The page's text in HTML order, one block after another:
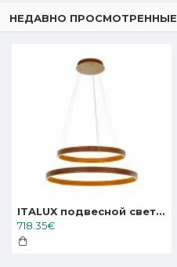
НЕДАВНО ПРОСМОТРЕННЫЕ
ITALUX подвесной светильник LED, 115W, 3000K, 5750lm, Manezia PND-270160-2A-GD
718.35€